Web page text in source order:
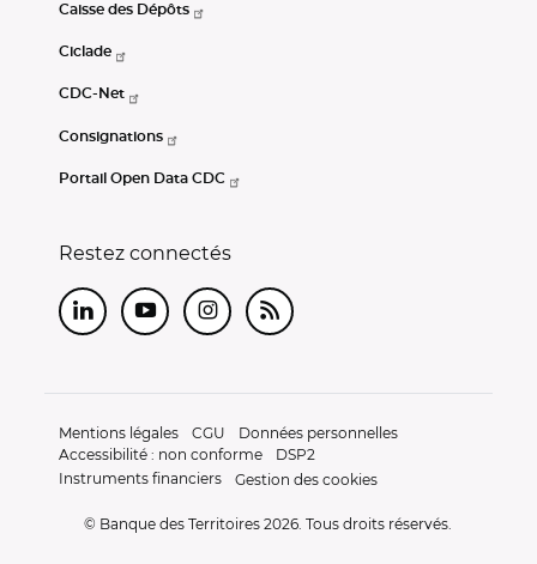
Caisse des Dépôts
Ciclade
CDC-Net
Consignations
Portail Open Data CDC
Restez connectés
LinkedInYoutubeInstagram
RSS
Mentions légales CGU
Données personnelles
Accessibilité : non conforme
DSP2
Instruments financiers
Gestion des cookies
© Banque des Territoires 2026. Tous droits réservés.